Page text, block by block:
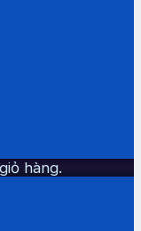
hàng.